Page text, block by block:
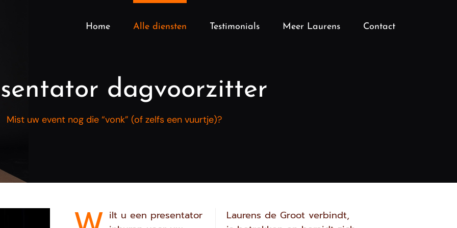
Home Alle diensten Testimonials Meer Laurens Contact
dagvoorzitter
Mist uw event nog die “vonk” (of zelfs een vuurtje)?
ilt u een presentator
Laurens de Groot verbindt,